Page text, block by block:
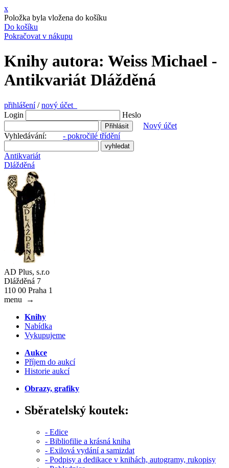
x
Položka byla vložena do košíku
Do košíku
Pokračovat v nákupu
Knihy autora: Weiss Michael -
Antikvariát Dlážděná
přihlášení/nový účet
Login
Heslo
Nový účet
Vyhledávání: - pokročilé třídění
Antikvariát
Dlážděná
AD Plus, s.r.o
Dlážděná 7
110 00 Praha 1
menu
→
Knihy
Nabídka
Vykupujeme
Aukce
Příjem do aukcí
Historie aukcí
Obrazy, grafiky
Sběratelský koutek:
- Edice
- Bibliofilie a krásná kniha
- Exilová vydání a samizdat
- Podpisy a dedikace v knihách, autogramy, rukopisy